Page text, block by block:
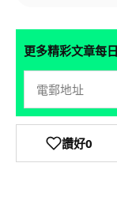
更多精彩文章每
讚好0